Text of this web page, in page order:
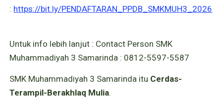
: https://bit.ly/PENDAFTARAN_PPDB_SMKMUH3_2026
Untuk info lebih lanjut : Contact Person SMK
Muhammadiyah 3 Samarinda : 0812-5597-5587
SMK Muhammadiyah 3 Samarinda itu Cerdas-
Terampil-Berakhlaq Mulia.